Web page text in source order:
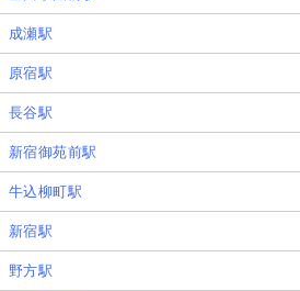
成瀬駅
原宿駅
長谷駅
新宿御苑前駅
牛込柳町駅
新宿駅
野方駅